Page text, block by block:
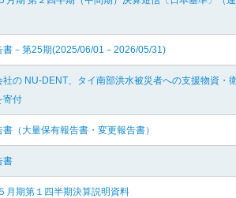
書－第25期(2025/06/01－2026/05/31)
社の NU-DENT、タイ南部洪水被災者への支援物資・
寄付
（大量保有報告書・変更報告書）
書
月期第１四半期決算説明資料